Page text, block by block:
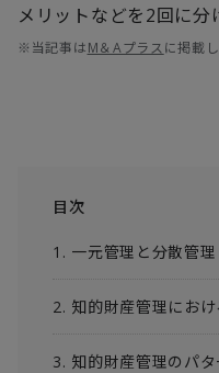
メリットなどを2回に分
※当記事はM＆Aプラスに掲載
目次
1. 一元管理と分散管理
2. 知的財産管理におけ
3. 知的財産管理のパタ